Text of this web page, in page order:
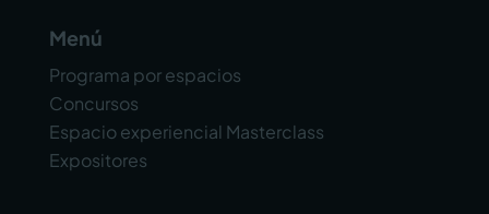
Menú
Programa por espacios
Concursos
Espacio experiencial Masterclass
Expositores